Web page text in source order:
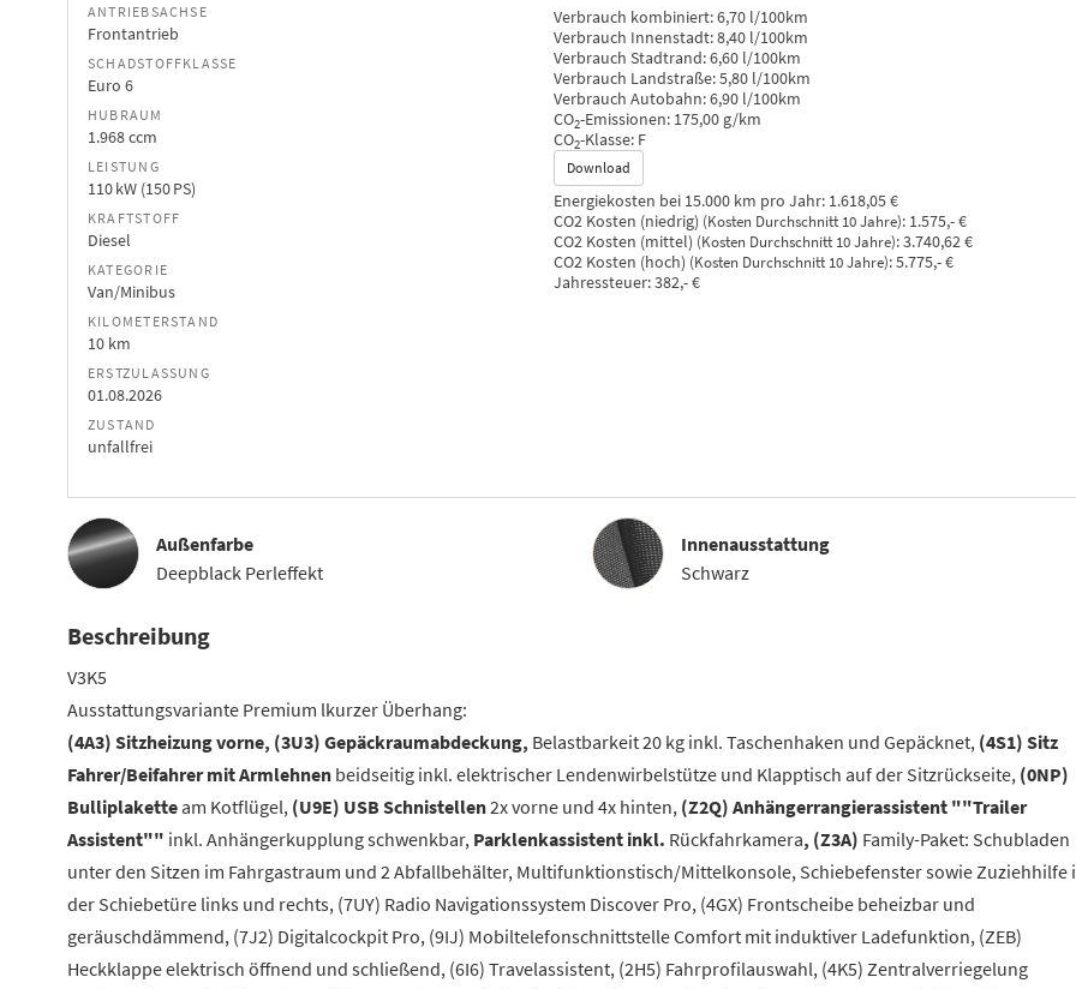
ANTRIEBSACHSE
Frontantrieb
SCHADSTOFFKLASSE
Euro 6
HUBRAUM
1.968 ccm
LEISTUNG
110 kW (150 PS)
KRAFTSTOFF
Diesel
KATEGORIE
Van/Minibus
KILOMETERSTAND
10 km
ERSTZULASSUNG
01.08.2026
ZUSTAND
unfallfrei
Verbrauch kombiniert:6,70 l/100km
Verbrauch Innenstadt:8,40 l/100km
Verbrauch Stadtrand:6,60 l/100km
Verbrauch Landstraße:5,80 l/100km
Verbrauch Autobahn:6,90 l/100km
CO2-Emissionen: 175,00 g/km
CO2-Klasse: F
Download
Energiekosten bei 15.000 km pro Jahr: 1.618,05 €
CO2 Kosten (niedrig) (Kosten Durchschnitt 10 Jahre): 1.575,- €
CO2 Kosten (mittel) (Kosten Durchschnitt 10 Jahre):3.740,62 €
CO2 Kosten (hoch) (Kosten Durchschnitt 10 Jahre):5.775,- €
Jahressteuer:382,- €
Außenfarbe
Deepblack Perleffekt
InnenausstattungInnenausstattung
Schwarz
Beschreibung
V3K5
Ausstattungsvariante Premium lkurzer Überhang:
(4A3) Sitzheizung vorne, (3U3) Gepäckraumabdeckung, Belastbarkeit 20 kg inkl. Taschenhaken und Gepäcknet, (4S1) Sitz
Fahrer/Beifahrer mit Armlehnen beidseitig inkl. elektrischer Lendenwirbelstütze und Klapptisch auf der Sitzrückseite, (0NP)
Bulliplaketteam Kotflügel, (U9E) USB Schnistellen2x vorne und 4x hinten, (Z2Q) Anhängerrangierassistent ""Trailer
Assistent"" inkl. Anhängerkupplung schwenkbar, Parklenkassistent inkl. Rückfahrkamera, (Z3A) Family-Paket: Schubladen
unter den Sitzen im Fahrgastraum und 2 Abfallbehälter, Multifunktionstisch/Mittelkonsole, Schiebefenster sowie Zuziehhilfe
der Schiebetüre links und rechts, (7UY) Radio Navigationssystem Discover Pro, (4GX) Frontscheibe beheizbar und
geräuschdämmend, (7J2) Digitalcockpit Pro, (9IJ) Mobiltelefonschnittstelle Comfort mit induktiver Ladefunktion, (ZEB)
Heckklappe elektrisch öffnend und schließend, (6I6) Travelassistent, (2H5) Fahrprofilauswahl, (4K5) Zentralverriegelung